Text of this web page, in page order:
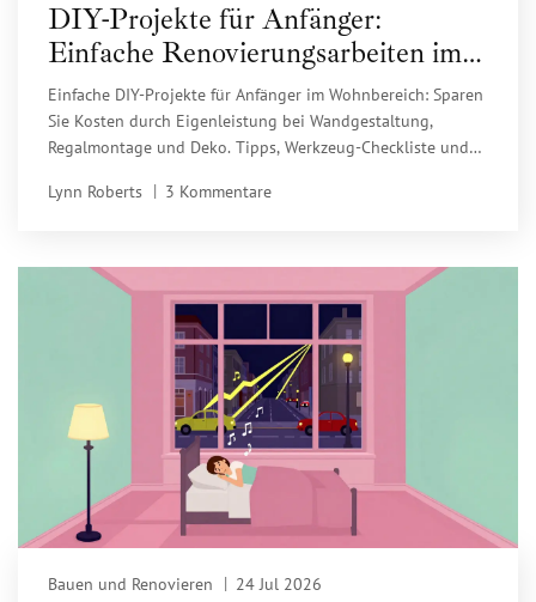
DIY-Projekte für Anfänger:
Einfache Renovierungsarbeiten im
Wohnbereich
Einfache DIY-Projekte für Anfänger im Wohnbereich: Sparen
Sie Kosten durch Eigenleistung bei Wandgestaltung,
Regalmontage und Deko. Tipps, Werkzeug-Checkliste und
Lynn Roberts
3 Kommentare
Bauen und Renovieren 24 Jul 2026